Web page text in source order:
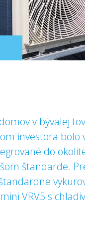
v bývalej
investora bolo
do
štandarde.
VRV5 s